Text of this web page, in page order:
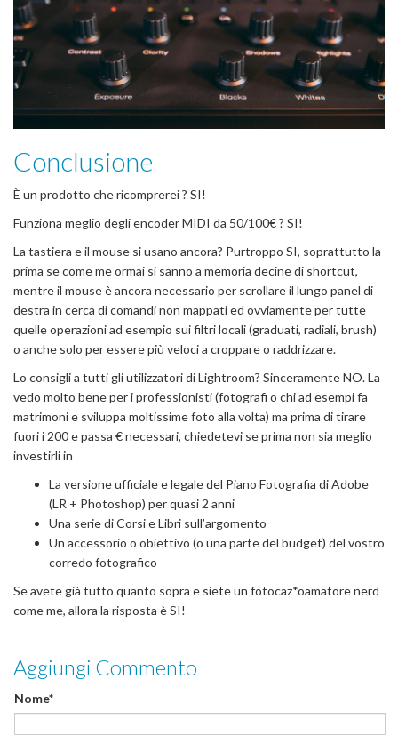
Conclusione
È un prodotto che ricomprerei ? SI!
Funziona meglio degli encoder MIDI da 50/100€ ? SI!
La tastiera e il mouse si usano ancora? Purtroppo SI, soprattutto la
prima se come me ormai si sanno a memoria decine di shortcut,
mentre il mouse è ancora necessario per scrollare il lungo panel di
destra in cerca di comandi non mappati ed ovviamente per tutte
quelle operazioni ad esempio sui filtri locali (graduati, radiali, brush)
o anche solo per essere più veloci a croppare o raddrizzare.
Lo consigli a tutti gli utilizzatori di Lightroom? Sinceramente NO. La
vedo molto bene per i professionisti (fotografi o chi ad esempi fa
matrimoni e sviluppa moltissime foto alla volta) ma prima di tirare
fuori i 200 e passa € necessari, chiedetevi se prima non sia meglio
investirli in
La versione ufficiale e legale del Piano Fotografia di Adobe
(LR + Photoshop) per quasi 2 anni
Una serie di Corsi e Libri sull’argomento
Un accessorio o obiettivo (o una parte del budget) del vostro
corredo fotografico
Se avete già tutto quanto sopra e siete un fotocaz*oamatore nerd
come me, allora la risposta è SI!
Aggiungi Commento
Nome*